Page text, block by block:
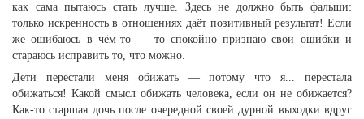
как сама пытаюсь стать лучше. Здесь не должно быть фальши:
только искренность в отношениях даёт позитивный результат! Если
же ошибаюсь в чём-то — то спокойно признаю свои ошибки и
стараюсь исправить то, что можно.
Дети перестали меня обижать — потому что я... перестала
обижаться! Какой смысл обижать человека, если он не обижается?
Как-то старшая дочь после очередной своей дурной выходки вдруг